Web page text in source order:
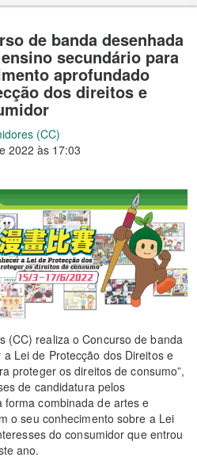
de banda desenhada
secundário para
aprofundado
dos direitos e
(CC)
2022 às 17:03
(CC) realiza o Concurso de banda
Lei de Protecção dos Direitos e
proteger os direitos de consumo”,
de candidatura pelos
combinada de artes e
o seu conhecimento sobre a Lei
do consumidor que entrou
ano.